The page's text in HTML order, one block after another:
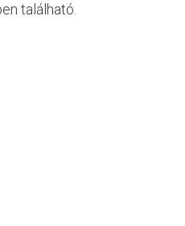
található.